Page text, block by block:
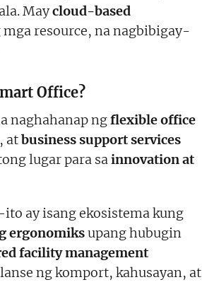
Maycloud-based
mga resource, na nagbibigay-
Office?
naghahanap ngflexible office
atbusiness support services
lugar para sainnovation at
ay isang ekosistema kung
ergonomiksupang hubugin
facility management
ng komport, kahusayan, at